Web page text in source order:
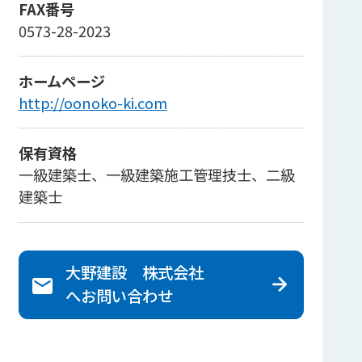
FAX番号
0573-28-2023
ホームページ
http://oonoko-ki.com
保有資格
一級建築士、一級建築施工管理技士、二級
建築士
大野建設 株式会社
へお問い合わせ